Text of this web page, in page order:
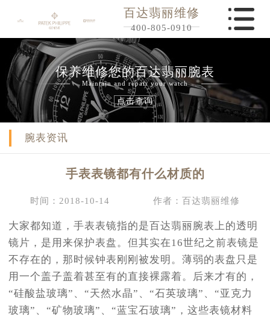
百达翡丽维修
400-805-0910
保养维修您的百达翡丽腕表
Maintain and repair your watch
点击查询
腕表资讯
手表表镜都有什么材质的
时间：2018-10-14 作者：百达翡丽维修
大家都知道，手表表镜指的是百达翡丽腕表上的透明
镜片，是用来保护表盘。但其实在16世纪之前表镜是
不存在的，那时候钟表刚刚被发明。薄弱的表盘只是
用一个盖子盖着甚至有的直接裸露着。后来才有的，
“硅酸盐玻璃”、“天然水晶”、“石英玻璃”、“亚克力
玻璃”、“矿物玻璃”、“蓝宝石玻璃”，这些表镜材料